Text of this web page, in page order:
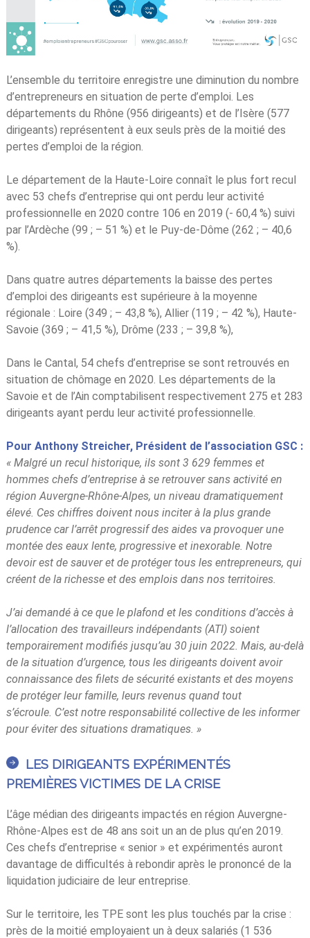
L’ensemble du territoire enregistre une diminution du nombre
d’entrepreneurs en situation de perte d’emploi. Les
départements du Rhône (956 dirigeants) et de l’Isère (577
dirigeants) représentent à eux seuls près de la moitié des
pertes d’emploi de la région.
Le département de la Haute-Loire connaît le plus fort recul
avec 53 chefs d’entreprise qui ont perdu leur activité
professionnelle en 2020 contre 106 en 2019 (- 60,4 %) suivi
par l’Ardèche (99 ; – 51 %) et le Puy-de-Dôme (262 ; – 40,6
%).
Dans quatre autres départements la baisse des pertes
d’emploi des dirigeants est supérieure à la moyenne
régionale : Loire (349 ; – 43,8 %), Allier (119 ; – 42 %), Haute-
Savoie (369 ; – 41,5 %), Drôme (233 ; – 39,8 %),
Dans le Cantal, 54 chefs d’entreprise se sont retrouvés en
situation de chômage en 2020. Les départements de la
Savoie et de l’Ain comptabilisent respectivement 275 et 283
dirigeants ayant perdu leur activité professionnelle.
Pour Anthony Streicher, Président de l’association GSC :
« Malgré un recul historique, ils sont 3 629 femmes et
hommes chefs d’entreprise à se retrouver sans activité en
région Auvergne-Rhône-Alpes, un niveau dramatiquement
élevé. Ces chiffres doivent nous inciter à la plus grande
prudence car l’arrêt progressif des aides va provoquer une
montée des eaux lente, progressive et inexorable. Notre
devoir est de sauver et de protéger tous les entrepreneurs, qui
créent de la richesse et des emplois dans nos territoires.
J’ai demandé à ce que le plafond et les conditions d’accès à
l’allocation des travailleurs indépendants (ATI) soient
temporairement modifiés jusqu’au 30 juin 2022. Mais, au-delà
de la situation d’urgence, tous les dirigeants doivent avoir
connaissance des filets de sécurité existants et des moyens
de protéger leur famille, leurs revenus quand tout
s’écroule. C’est notre responsabilité collective de les informer
pour éviter des situations dramatiques. »
LES DIRIGEANTS EXPÉRIMENTÉS
PREMIÈRES VICTIMES DE LA CRISE
L’âge médian des dirigeants impactés en région Auvergne-
Rhône-Alpes est de 48 ans soit un an de plus qu’en 2019.
Ces chefs d’entreprise « senior » et expérimentés auront
davantage de difficultés à rebondir après le prononcé de la
liquidation judiciaire de leur entreprise.
Sur le territoire, les TPE sont les plus touchés par la crise :
près de la moitié employaient un à deux salariés (1 536